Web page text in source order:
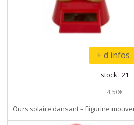
+ d'infos
stock 21
4,50€
Ours solaire dansant – Figurine